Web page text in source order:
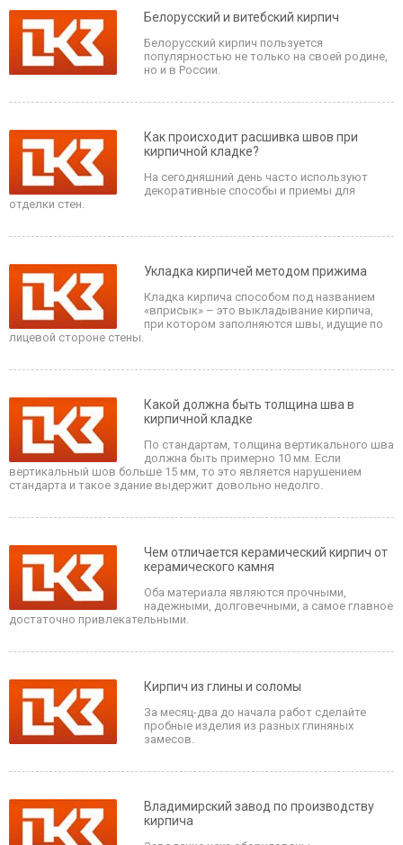
Белорусский и витебский кирпич
Белорусский кирпич пользуется
популярностью не только на своей родине,
но и в России.
Как происходит расшивка швов при
кирпичной кладке?
На сегодняшний день часто используют
декоративные способы и приемы для
отделки стен.
Укладка кирпичей методом прижима
Кладка кирпича способом под названием
«вприсык» – это выкладывание кирпича,
при котором заполняются швы, идущие по
лицевой стороне стены.
Какой должна быть толщина шва в
кирпичной кладке
По стандартам, толщина вертикального шва
должна быть примерно 10 мм. Если
вертикальный шов больше 15 мм, то это является нарушением
стандарта и такое здание выдержит довольно недолго.
Чем отличается керамический кирпич от
керамического камня
Оба материала являются прочными,
надежными, долговечными, а самое главное
достаточно привлекательными.
Кирпич из глины и соломы
За месяц-два до начала работ сделайте
пробные изделия из разных глиняных
замесов.
Владимирский завод по производству
кирпича